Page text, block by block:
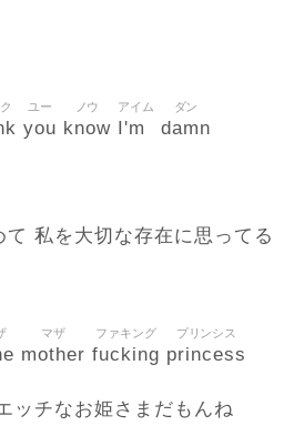
you
ユー
know
ノウ
I'm
アイム
damn
ダン
私を大切な存在に思ってる
mother
マザ
fucking
ファキング
princess
プリンシス
ッチなお姫さまだもんね